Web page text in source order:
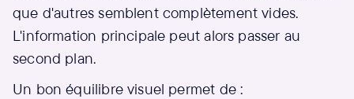
que d'autres semblent complètement vides.
L'information principale peut alors passer au
second plan.
Un bon équilibre visuel permet de :